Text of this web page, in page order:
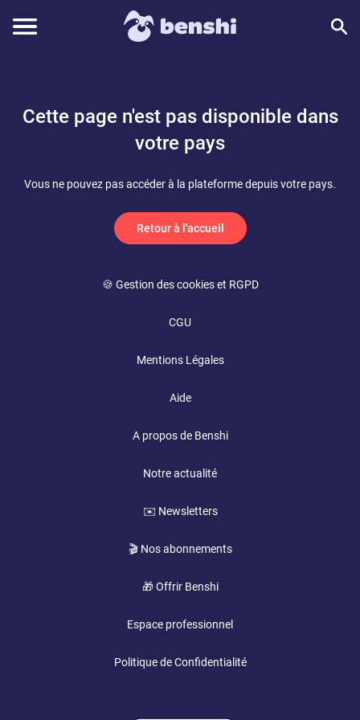
Cette page n'est pas disponible dans
votre pays
Vous ne pouvez pas accéder à la plateforme depuis votre pays.
Retour à l'accueil
🍪 Gestion des cookies et RGPD
CGU
Mentions Légales
Aide
A propos de Benshi
Notre actualité
✉️ Newsletters
🎬 Nos abonnements
🎁 Offrir Benshi
Espace professionnel
Politique de Confidentialité